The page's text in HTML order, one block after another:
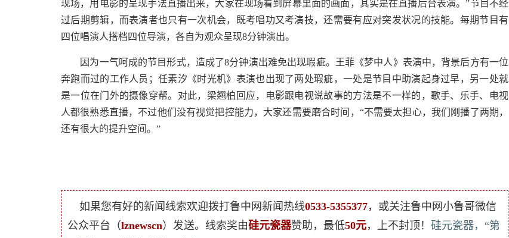
现场，用电影的呈现手法直播出来，大家在现场看到屏幕里面的画面，其实是在直播后台表演。”节目不经
过后期剪辑，而表演者也只有一次机会，既考唱功又考演技，还需要有应对突发状况的技能。每期节目有
四位唱演人搭档四位导演，各自为观众呈现8分钟演出。
因为一气呵成的节目形式，造成了8分钟演出难免出现瑕疵。王菲《梦中人》表演中，背景后方有一位
奔跑而过的工作人员；任素汐《时光机》表演也出现了两处瑕疵，一处是节目中助演起身过早，另一处就
是一位在门外的摄像穿帮。对此，梁翘柏回应，电影跟电视说故事的方法是不一样的，歌手、乐手、电视
人都很熟悉直播，不过他们没有视觉把控能力，大家还需要磨合时间，“不需要太担心，我们刚播了两期，
还有很大的提升空间。”
如果您有好的新闻线索欢迎拨打鲁中网新闻热线0533-5355377，或关注鲁中网小鲁哥微信
公众平台（lznewscn）发送。线索奖由硅元瓷器赞助，最低50元，上不封顶！ 硅元瓷器，“第